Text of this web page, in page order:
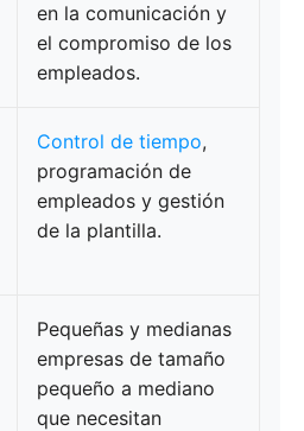
en la comunicación y
el compromiso de los
empleados.
Control de tiempo,
programación de
empleados y gestión
de la plantilla.
Pequeñas y medianas
empresas de tamaño
pequeño a mediano
que necesitan